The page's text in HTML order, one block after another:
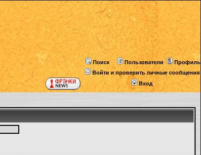
Поиск Пользователи
Профиль
Войти и проверить личные сообщения
Вход